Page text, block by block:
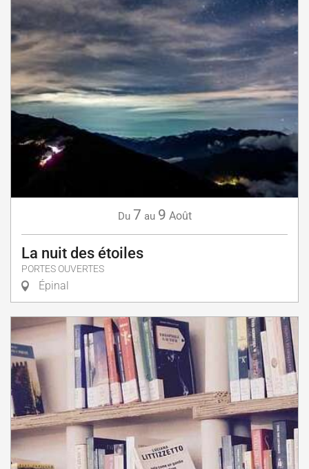
Du 7 au 9 Août
La nuit des étoiles
PORTES OUVERTES
Épinal